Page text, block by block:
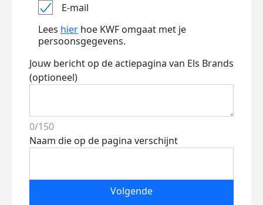
E-mail
Lees hier hoe KWF omgaat met je
persoonsgegevens.
Jouw bericht op de actiepagina van Els Brands
(optioneel)
0/150
Naam die op de pagina verschijnt
Volgende